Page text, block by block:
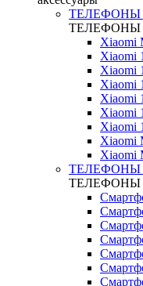
ТЕЛЕФОНЫ
ТЕЛЕФОНЫ
Xiaomi
Xiaomi
Xiaomi
Xiaomi
Xiaomi
Xiaomi
Xiaomi
Xiaomi
Xiaomi
ТЕЛЕФОНЫ
ТЕЛЕФОНЫ